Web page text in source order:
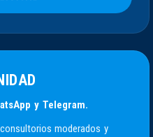
y Telegram.
moderados y